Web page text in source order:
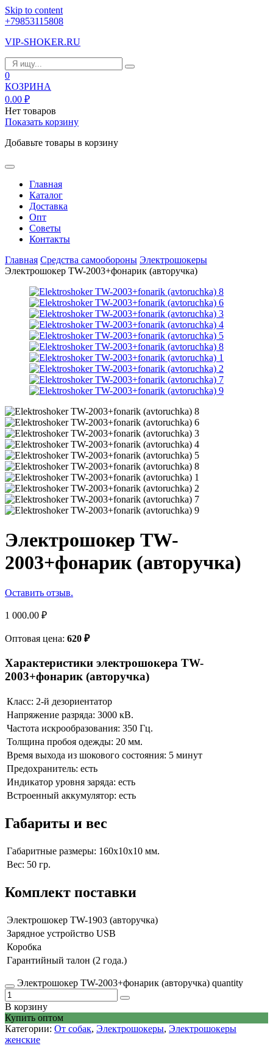
Skip to content
+79853115808
VIP-SHOKER.RU
0
КОЗРИНА
0.00 ₽
Нет товаров
Показать корзину
Добавьте товары в корзину
Главная
Каталог
Доставка
Опт
Советы
Контакты
Главная Средства самообороны Электрошокеры
Электрошокер TW-2003+фонарик (авторучка)
Электрошокер TW-
2003+фонарик (авторучка)
Оставить отзыв.
1 000.00 ₽
Оптовая цена: 620 ₽
Характеристики электрошокера TW-
2003+фонарик (авторучка)
Класс: 2-й дезориентатор
Напряжение разряда: 3000 кВ.
Частота искрообразования: 350 Гц.
Толщина пробоя одежды: 20 мм.
Время выхода из шокового состояния: 5 минут
Предохранитель: есть
Индикатор уровня заряда: есть
Встроенный аккумулятор: есть
Габариты и вес
Габаритные размеры: 160х10х10 мм.
Вес: 50 гр.
Комплект поставки
Электрошокер TW-1903 (авторучка)
Зарядное устройство USB
Коробка
Гарантийный талон (2 года.)
Электрошокер TW-2003+фонарик (авторучка) quantity
В корзину
Купить оптом
Категории: От собак, Электрошокеры, Электрошокеры
женские